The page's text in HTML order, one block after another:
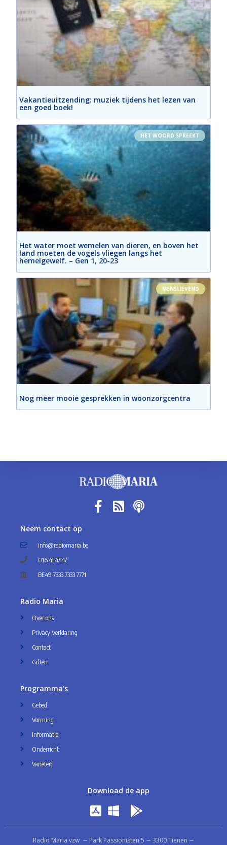
Vakantieuitzending: muziek tijdens het lezen van
een goed boek!
HET WOORD SPREEKT
Het water moet wemelen van dieren, en boven het
land moeten de vogels vliegen langs het
hemelgewelf. – Gen 1, 20-23
MENSLIEVEND
Nog meer mooie gesprekken in woonzorgcentra
Neem contact op
info@radiomaria.be
016 41 47 47
BE49 7333 7333 7771
Radio Maria
Over ons
Privacy Verklaring
Contact
Giften
Programma's
Gebed
Vorming
Informatie
Onderricht
Variëteit
Download de app
Radio Maria vzw ∼ Park Passionisten 5 ∼ 3300 Tienen ∼